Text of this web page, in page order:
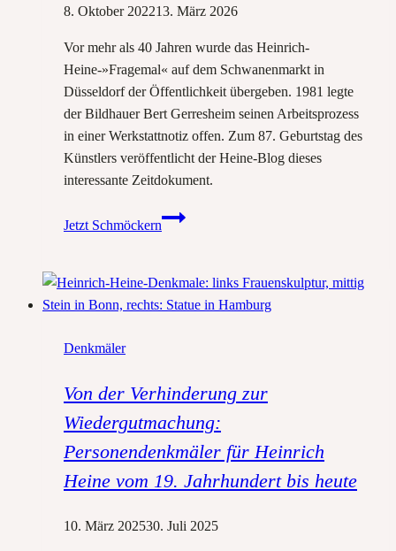
8. Oktober 202213. März 2026
Vor mehr als 40 Jahren wurde das Heinrich-
Heine-»Fragemal« auf dem Schwanenmarkt in
Düsseldorf der Öffentlichkeit übergeben. 1981 legte
der Bildhauer Bert Gerresheim seinen Arbeitsprozess
in einer Werkstattnotiz offen. Zum 87. Geburtstag des
Künstlers veröffentlicht der Heine-Blog dieses
interessante Zeitdokument.
Jetzt Schmöckern
Werkstattnotizen:
Gerresheim
sein
schuf
Denkmäler
Von der Verhinderung zur
Wiedergutmachung:
Personendenkmäler für Heinrich
Heine vom 19. Jahrhundert bis heute
10. März 202530. Juli 2025